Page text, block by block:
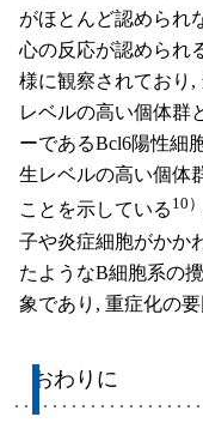
がほとんど認められ
心の反応が認められ
様に観察されており,
レベルの高い個体群
ーであるBcl6陽性細
生レベルの高い個体
ことを示している 10）
子や炎症細胞がかか
たようなB細胞系の
象であり, 重症化の
おわりに